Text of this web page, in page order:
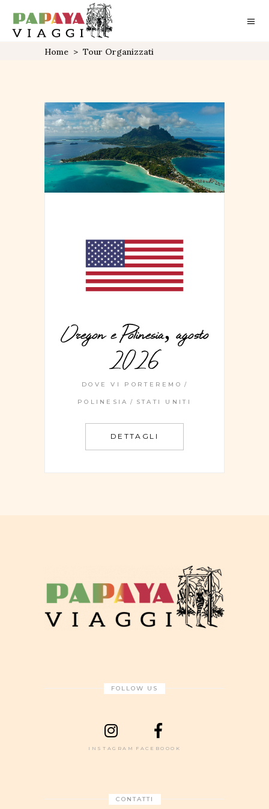
Home > Tour Organizzati
Oregon e Polinesia, agosto
2026
DOVE VI PORTEREMO
POLINESIA STATI UNITI
DETTAGLI
FOLLOW US
INSTAGRAM FACEBOOOK
CONTATTI